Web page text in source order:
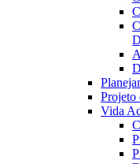
Projeto
Vida